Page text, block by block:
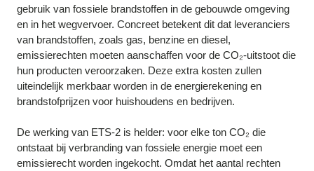
gebruik van fossiele brandstoffen in de gebouwde omgeving
en in het wegvervoer. Concreet betekent dit dat leveranciers
van brandstoffen, zoals gas, benzine en diesel,
emissierechten moeten aanschaffen voor de CO₂-uitstoot die
hun producten veroorzaken. Deze extra kosten zullen
uiteindelijk merkbaar worden in de energierekening en
brandstofprijzen voor huishoudens en bedrijven.
De werking van ETS-2 is helder: voor elke ton CO₂ die
ontstaat bij verbranding van fossiele energie moet een
emissierecht worden ingekocht. Omdat het aantal rechten